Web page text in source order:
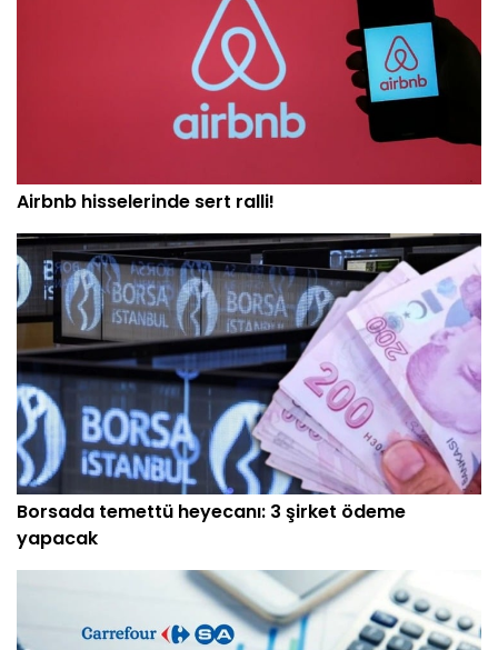
Airbnb hisselerinde sert ralli!
Borsada temettü heyecanı: 3 şirket ödeme
yapacak